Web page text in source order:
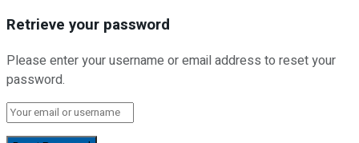
Retrieve your password
Please enter your username or email address to reset your
password.